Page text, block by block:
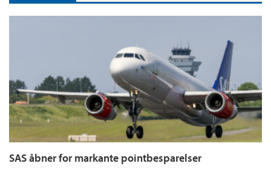
SAS åbner for markante pointbesparelser